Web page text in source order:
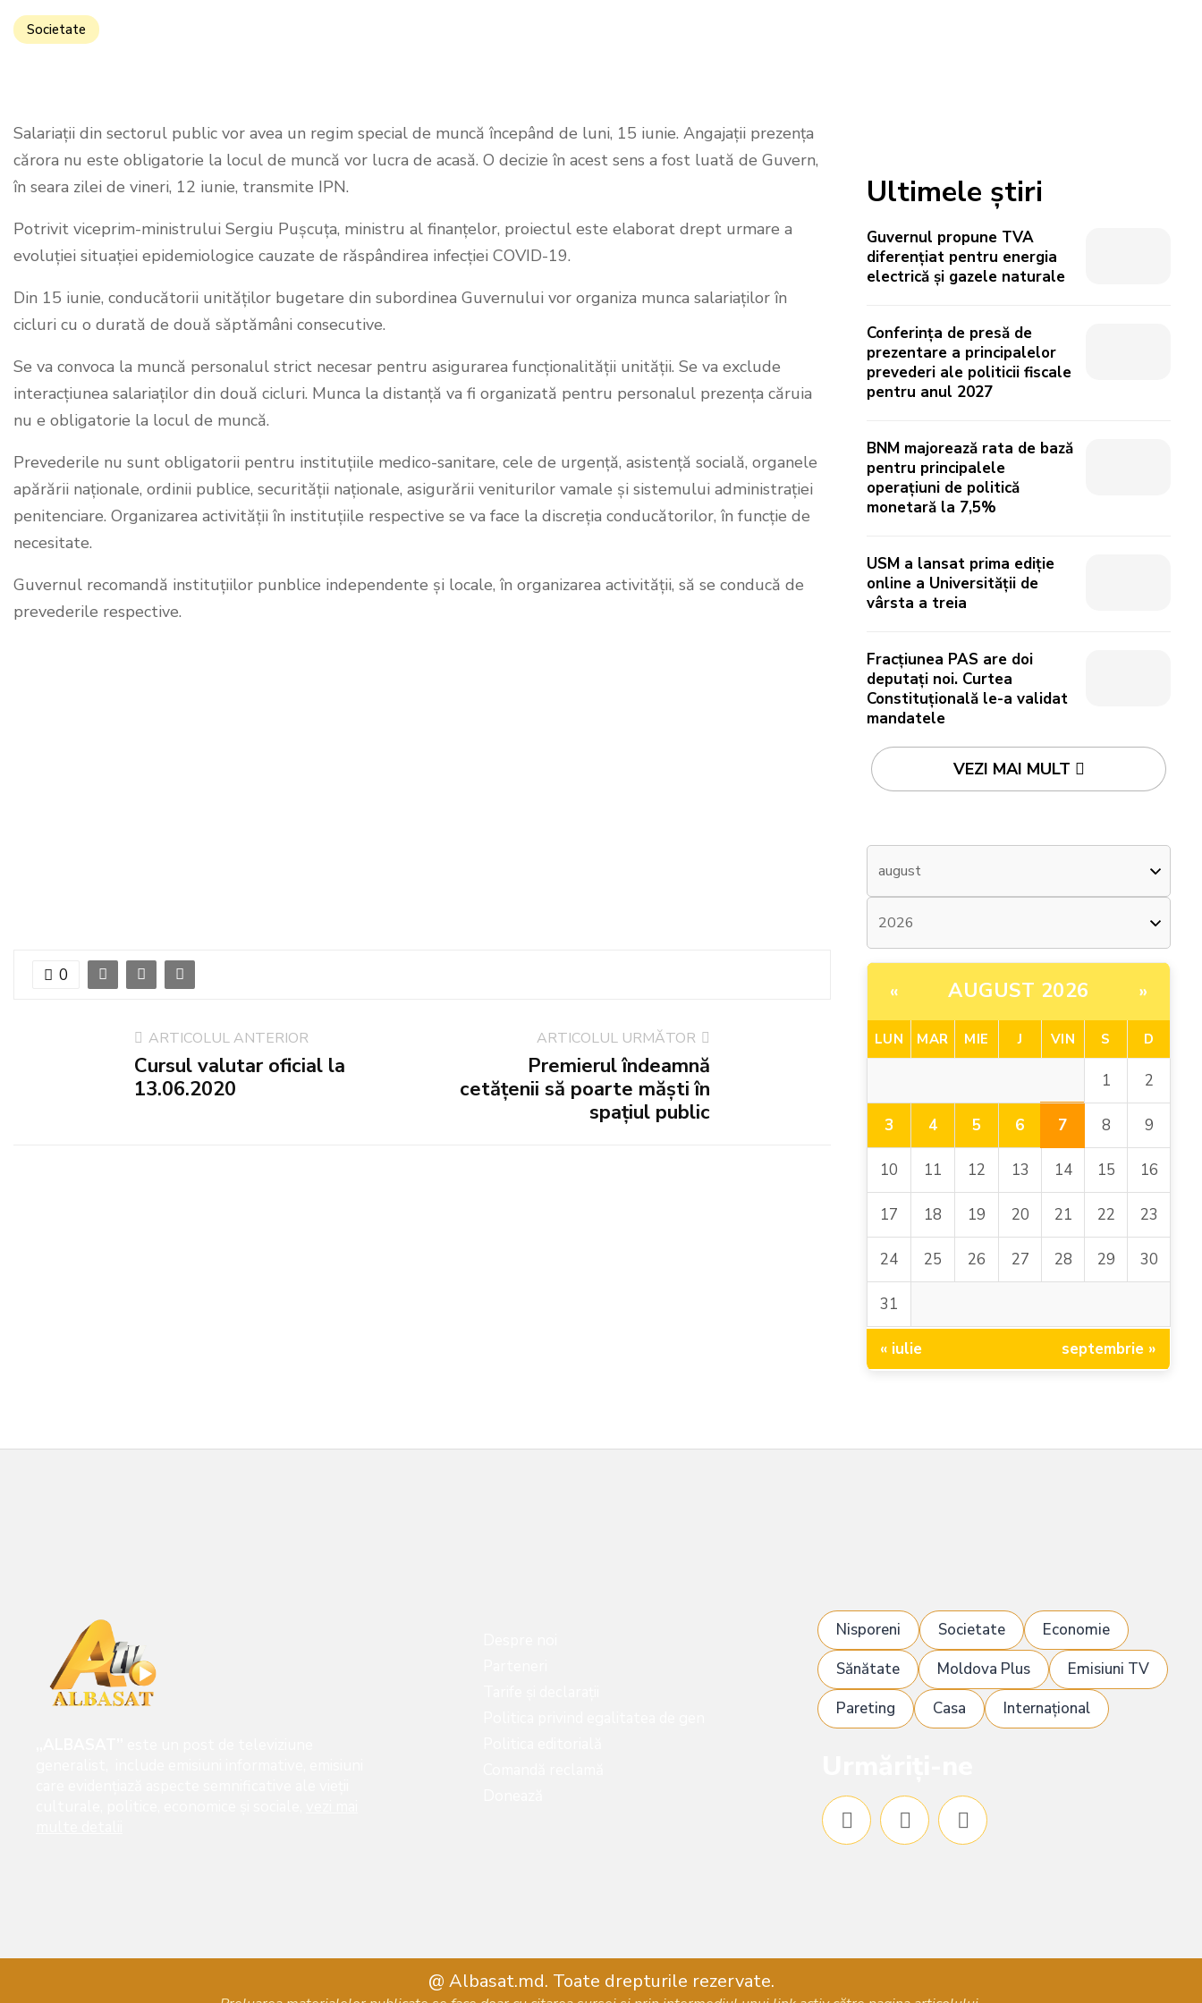
Societate
Salariații din sectorul public vor avea un regim special de muncă începând de luni, 15 iunie. Angajații prezența
cărora nu este obligatorie la locul de muncă vor lucra de acasă. O decizie în acest sens a fost luată de Guvern,
în seara zilei de vineri, 12 iunie, transmite IPN.
Potrivit viceprim-ministrului Sergiu Pușcuța, ministru al finanțelor, proiectul este elaborat drept urmare a
evoluției situației epidemiologice cauzate de răspândirea infecției COVID-19.
Din 15 iunie, conducătorii unităților bugetare din subordinea Guvernului vor organiza munca salariaților în
cicluri cu o durată de două săptămâni consecutive.
Se va convoca la muncă personalul strict necesar pentru asigurarea funcționalității unității. Se va exclude
interacțiunea salariaților din două cicluri. Munca la distanță va fi organizată pentru personalul prezența căruia
nu e obligatorie la locul de muncă.
Prevederile nu sunt obligatorii pentru instituțiile medico-sanitare, cele de urgență, asistență socială, organele
apărării naționale, ordinii publice, securității naționale, asigurării veniturilor vamale și sistemului administrației
penitenciare. Organizarea activității în instituțiile respective se va face la discreția conducătorilor, în funcție de
necesitate.
Guvernul recomandă instituțiilor punblice independente și locale, în organizarea activității, să se conducă de
prevederile respective.
0
ARTICOLUL ANTERIOR
Cursul valutar oficial la
13.06.2020
ARTICOLUL URMĂTOR
Premierul îndeamnă
cetățenii să poarte măști în
spațiul public
Ultimele știri
Guvernul propune TVA
diferențiat pentru energia
electrică și gazele naturale
Conferința de presă de
prezentare a principalelor
prevederi ale politicii fiscale
pentru anul 2027
BNM majorează rata de bază
pentru principalele
operațiuni de politică
monetară la 7,5%
USM a lansat prima ediție
online a Universității de
vârsta a treia
Fracțiunea PAS are doi
deputați noi. Curtea
Constituțională le-a validat
mandatele
VEZI MAI MULT
« AUGUST 2026 »
LUN MAR MIE J VIN S D
1 2
3 4 5 6 7 8 9
10 11 12 13 14 15 16
17 18 19 20 21 22 23
24 25 26 27 28 29 30
31
« iulie septembrie »
Nisporeni Societate
Economie
Sănătate
Moldova Plus
Emisiuni TV
Pareting
Casa Internațional
@ Albasat.md. Toate drepturile rezervate.